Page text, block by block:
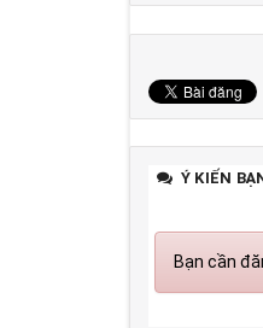
Ý KIẾN
Bạn cần